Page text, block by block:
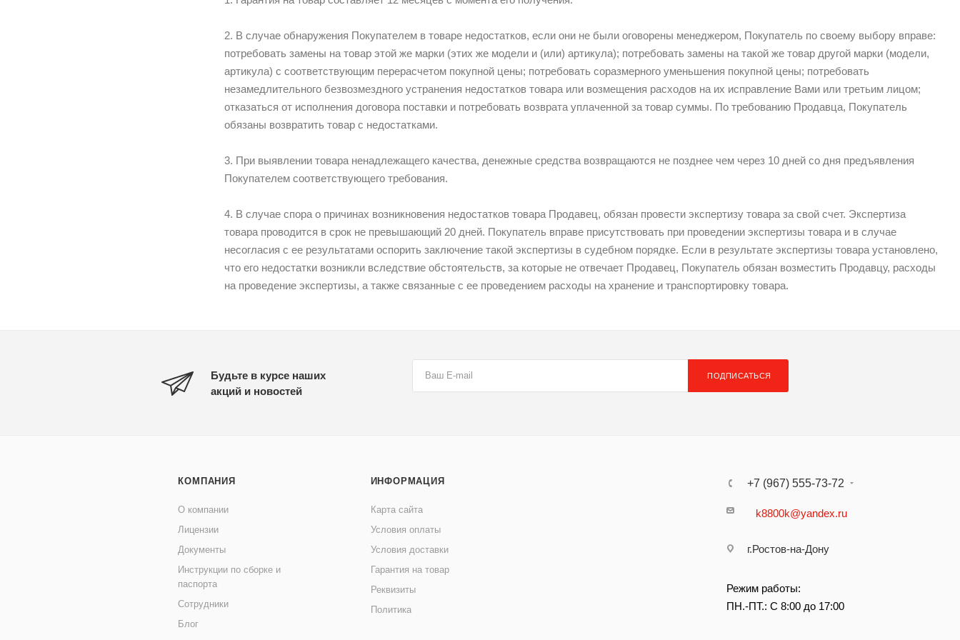
2. В случае обнаружения Покупателем в товаре недостатков, если они не были оговорены менеджером, Покупатель по своему выбору вправе:
потребовать замены на товар этой же марки (этих же модели и (или) артикула); потребовать замены на такой же товар другой марки (модели,
артикула) с соответствующим перерасчетом покупной цены; потребовать соразмерного уменьшения покупной цены; потребовать
незамедлительного безвозмездного устранения недостатков товара или возмещения расходов на их исправление Вами или третьим лицом;
отказаться от исполнения договора поставки и потребовать возврата уплаченной за товар суммы. По требованию Продавца, Покупатель
обязаны возвратить товар с недостатками.
3. При выявлении товара ненадлежащего качества, денежные средства возвращаются не позднее чем через 10 дней со дня предъявления
Покупателем соответствующего требования.
4. В случае спора о причинах возникновения недостатков товара Продавец, обязан провести экспертизу товара за свой счет. Экспертиза
товара проводится в срок не превышающий 20 дней. Покупатель вправе присутствовать при проведении экспертизы товара и в случае
несогласия с ее результатами оспорить заключение такой экспертизы в судебном порядке. Если в результате экспертизы товара установлено,
что его недостатки возникли вследствие обстоятельств, за которые не отвечает Продавец, Покупатель обязан возместить Продавцу, расходы
на проведение экспертизы, а также связанные с ее проведением расходы на хранение и транспортировку товара.
Будьте в курсе наших
акций и новостей
ПОДПИСАТЬСЯ
КОМПАНИЯ
О компании
Лицензии
Документы
Инструкции по сборке и
паспорта
Сотрудники
Блог
ИНФОРМАЦИЯ
Карта сайта
Условия оплаты
Условия доставки
Гарантия на товар
Реквизиты
Политика
+7 (967) 555-73-72
k8800k@yandex.ru
г.Ростов-на-Дону
Режим работы:
ПН.-ПТ.: С 8:00 до 17:00